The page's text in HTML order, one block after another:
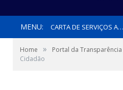
MENU: CARTA DE SERVIÇOS AO CIDADÃO
Home » Portal da Transparência
Cidadão